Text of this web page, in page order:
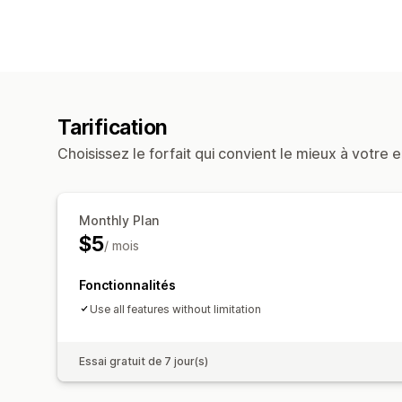
Tarification
Choisissez le forfait qui convient le mieux à votre
Monthly Plan
$5/ mois
Fonctionnalités
Use all features without limitation
Essai gratuit de 7 jour(s)